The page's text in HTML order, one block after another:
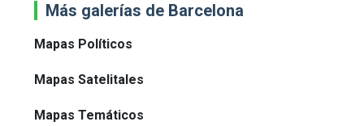
Más galerías de Barcelona
Mapas Políticos
Mapas Satelitales
Mapas Temáticos